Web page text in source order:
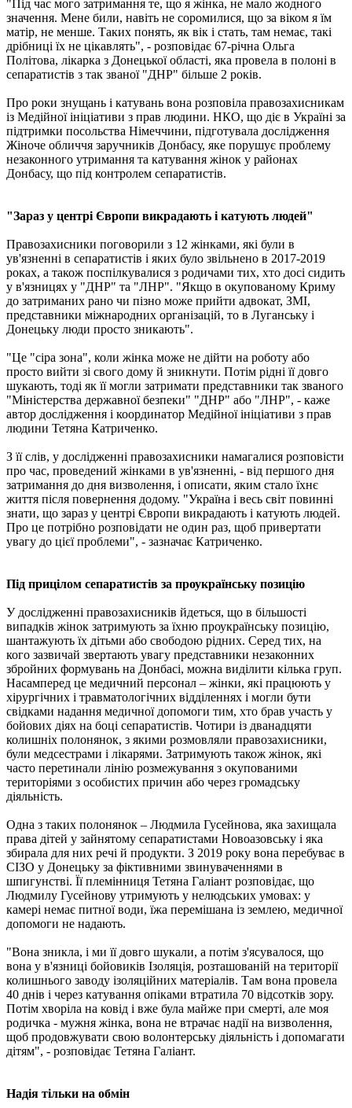
"Під час мого затримання те, що я жінка, не мало жодного
значення. Мене били, навіть не соромилися, що за віком я їм
матір, не менше. Таких понять, як вік і стать, там немає, такі
дрібниці їх не цікавлять", - розповідає 67-річна Ольга
Політова, лікарка з Донецької області, яка провела в полоні в
сепаратистів з так званої "ДНР" більше 2 років.
Про роки знущань і катувань вона розповіла правозахисникам
із Медійної ініціативи з прав людини. НКО, що діє в Україні за
підтримки посольства Німеччини, підготувала дослідження
Жіноче обличчя заручників Донбасу, яке порушує проблему
незаконного утримання та катування жінок у районах
Донбасу, що під контролем сепаратистів.
"Зараз у центрі Європи викрадають і катують людей"
Правозахисники поговорили з 12 жінками, які були в
ув'язненні в сепаратистів і яких було звільнено в 2017-2019
роках, а також поспілкувалися з родичами тих, хто досі сидить
у в'язницях у "ДНР" та "ЛНР". "Якщо в окупованому Криму
до затриманих рано чи пізно може прийти адвокат, ЗМІ,
представники міжнародних організацій, то в Луганську і
Донецьку люди просто зникають".
"Це "сіра зона", коли жінка може не дійти на роботу або
просто вийти зі свого дому й зникнути. Потім рідні її довго
шукають, тоді як її могли затримати представники так званого
"Міністерства державної безпеки" "ДНР" або "ЛНР", - каже
автор дослідження і координатор Медійної ініціативи з прав
людини Тетяна Катриченко.
З її слів, у дослідженні правозахисники намагалися розповісти
про час, проведений жінками в ув'язненні, - від першого дня
затримання до дня визволення, і описати, яким стало їхнє
життя після повернення додому. "Україна і весь світ повинні
знати, що зараз у центрі Європи викрадають і катують людей.
Про це потрібно розповідати не один раз, щоб привертати
увагу до цієї проблеми", - зазначає Катриченко.
Під прицілом сепаратистів за проукраїнську позицію
У дослідженні правозахисників йдеться, що в більшості
випадків жінок затримують за їхню проукраїнську позицію,
шантажують їх дітьми або свободою рідних. Серед тих, на
кого зазвичай звертають увагу представники незаконних
збройних формувань на Донбасі, можна виділити кілька груп.
Насамперед це медичний персонал – жінки, які працюють у
хірургічних і травматологічних відділеннях і могли бути
свідками надання медичної допомоги тим, хто брав участь у
бойових діях на боці сепаратистів. Чотири із дванадцяти
колишніх полонянок, з якими розмовляли правозахисники,
були медсестрами і лікарями. Затримують також жінок, які
часто перетинали лінію розмежування з окупованими
територіями з особистих причин або через громадську
діяльність.
Одна з таких полонянок – Людмила Гусейнова, яка захищала
права дітей у зайнятому сепаратистами Новоазовську і яка
збирала для них речі й продукти. З 2019 року вона перебуває в
СІЗО у Донецьку за фіктивними звинуваченнями в
шпигунстві. Її племінниця Тетяна Галіант розповідає, що
Людмилу Гусейнову утримують у нелюдських умовах: у
камері немає питної води, їжа перемішана із землею, медичної
допомоги не надають.
"Вона зникла, і ми її довго шукали, а потім з'ясувалося, що
вона у в'язниці бойовиків Ізоляція, розташованій на території
колишнього заводу ізоляційних матеріалів. Там вона провела
40 днів і через катування опіками втратила 70 відсотків зору.
Потім хворіла на ковід і вже була майже при смерті, але моя
родичка - мужня жінка, вона не втрачає надії на визволення,
щоб продовжувати свою волонтерську діяльність і допомагати
дітям", - розповідає Тетяна Галіант.
Надія тільки на обмін